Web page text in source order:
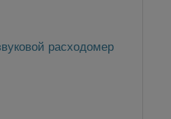
расходомер